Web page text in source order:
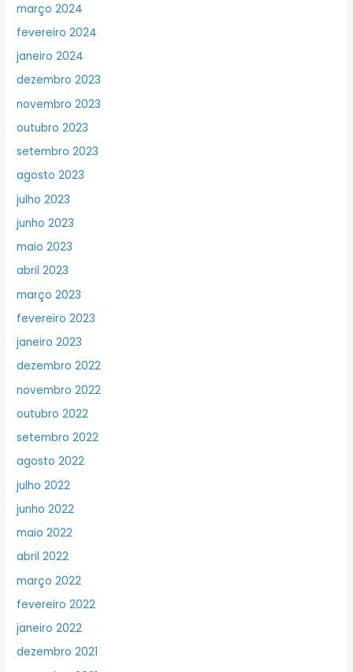
março 2024
fevereiro 2024
janeiro 2024
dezembro 2023
novembro 2023
outubro 2023
setembro 2023
agosto 2023
julho 2023
junho 2023
maio 2023
abril 2023
março 2023
fevereiro 2023
janeiro 2023
dezembro 2022
novembro 2022
outubro 2022
setembro 2022
agosto 2022
julho 2022
junho 2022
maio 2022
abril 2022
março 2022
fevereiro 2022
janeiro 2022
dezembro 2021